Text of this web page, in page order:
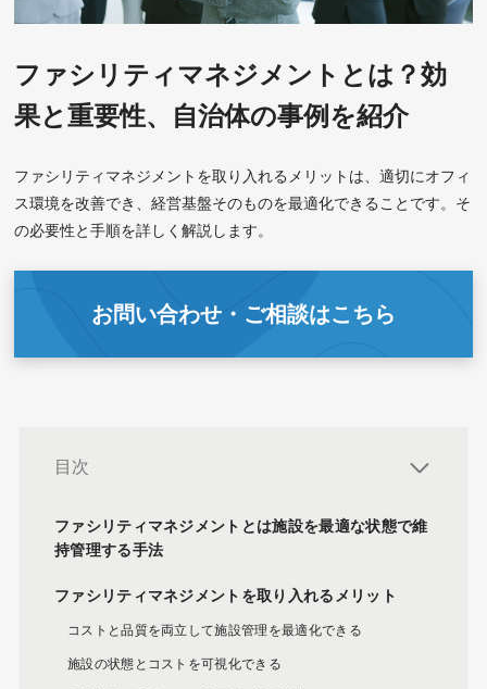
ファシリティマネジメントとは？効
果と重要性、自治体の事例を紹介
ファシリティマネジメントを取り入れるメリットは、適切にオフィ
ス環境を改善でき、経営基盤そのものを最適化できることです。そ
の必要性と手順を詳しく解説します。
お問い合わせ・ご相談はこちら
目次
ファシリティマネジメントとは施設を最適な状態で維
持管理する手法
ファシリティマネジメントを取り入れるメリット
コストと品質を両立して施設管理を最適化できる
施設の状態とコストを可視化できる